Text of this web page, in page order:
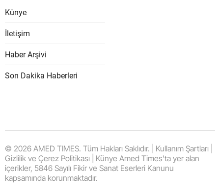
Künye
İletişim
Haber Arşivi
Son Dakika Haberleri
© 2026 AMED TIMES. Tüm Hakları Saklıdır. | Kullanım Şartları |
Gizlilik ve Çerez Politikası | Künye Amed Times'ta yer alan
içerikler, 5846 Sayılı Fikir ve Sanat Eserleri Kanunu
kapsamında korunmaktadır.